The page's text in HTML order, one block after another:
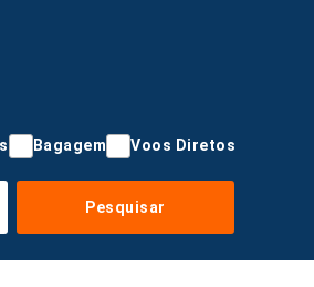
Bagagem Voos Diretos
Pesquisar